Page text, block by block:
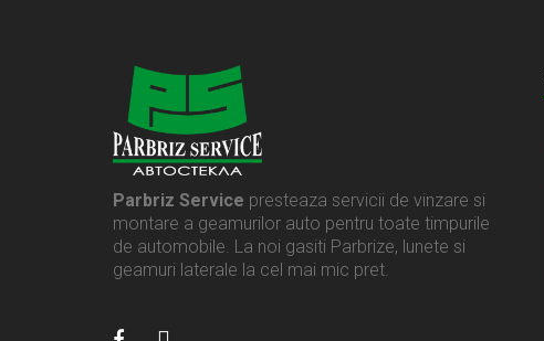
Parbriz Service presteaza servicii de vinzare si
montare a geamurilor auto pentru toate timpurile
de automobile. La noi gasiti Parbrize, lunete si
geamuri laterale la cel mai mic pret.